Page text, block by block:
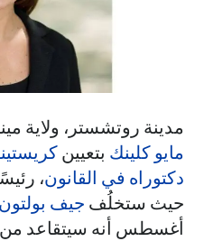
مدينة روتشستر، ولاية
مايو كلينك بتعيين
دكتوراه في القانون،
حيث ستخلُف جيف بولتون